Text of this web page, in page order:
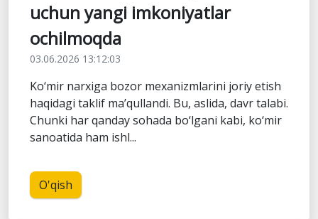
uchun yangi imkoniyatlar
ochilmoqda
03.06.2026 13:12:03
Ko‘mir narxiga bozor mexanizmlarini joriy etish
haqidagi taklif ma’qullandi. Bu, aslida, davr talabi.
Chunki har qanday sohada bo‘lgani kabi, ko‘mir
sanoatida ham ishl...
O'qish